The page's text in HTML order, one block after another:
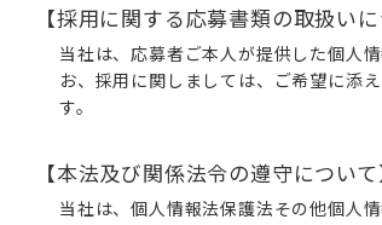
【採用に関する応募書類の取扱いに
当社は、応募者ご本人が提供した個人
お、採用に関しましては、ご希望に添
す。
【本法及び関係法令の遵守について
当社は、個人情報法保護法その他個人